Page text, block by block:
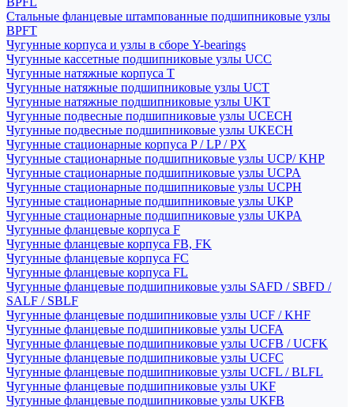
Стальные фланцевые штампованные подшипниковые узлы
BPFT
Чугунные корпуса и узлы в сборе Y-bearings
Чугунные кассетные подшипниковые узлы UCC
Чугунные натяжные корпуса T
Чугунные натяжные подшипниковые узлы UCT
Чугунные натяжные подшипниковые узлы UKT
Чугунные подвесные подшипниковые узлы UCECH
Чугунные подвесные подшипниковые узлы UKECH
Чугунные стационарные корпуса P / LP / PX
Чугунные стационарные подшипниковые узлы UCP/ KHP
Чугунные стационарные подшипниковые узлы UCPA
Чугунные стационарные подшипниковые узлы UCPH
Чугунные стационарные подшипниковые узлы UKP
Чугунные стационарные подшипниковые узлы UKPA
Чугунные фланцевые корпуса F
Чугунные фланцевые корпуса FB, FK
Чугунные фланцевые корпуса FC
Чугунные фланцевые корпуса FL
Чугунные фланцевые подшипниковые узлы SAFD / SBFD /
SALF / SBLF
Чугунные фланцевые подшипниковые узлы UCF / KHF
Чугунные фланцевые подшипниковые узлы UCFA
Чугунные фланцевые подшипниковые узлы UCFB / UCFK
Чугунные фланцевые подшипниковые узлы UCFC
Чугунные фланцевые подшипниковые узлы UCFL / BLFL
Чугунные фланцевые подшипниковые узлы UKF
Чугунные фланцевые подшипниковые узлы UKFB